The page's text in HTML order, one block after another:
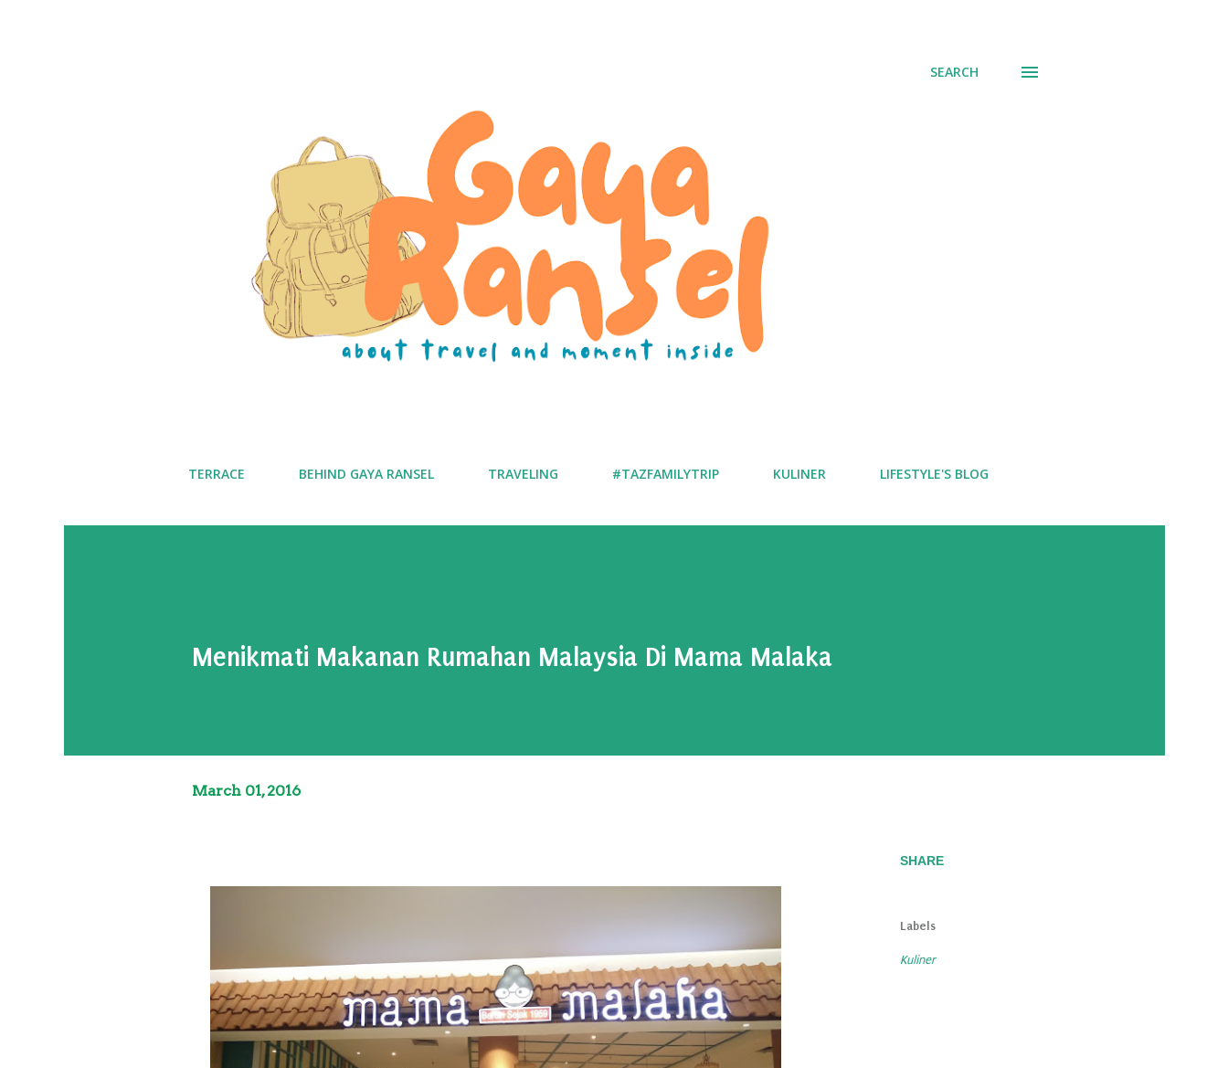
SEARCH
TERRACE BEHIND GAYA RANSEL TRAVELING #TAZFAMILYTRIP KULINER LIFESTYLE'S BLOG
Menikmati Makanan Rumahan Malaysia Di Mama Malaka
March 01, 2016
SHARE
Labels
Kuliner